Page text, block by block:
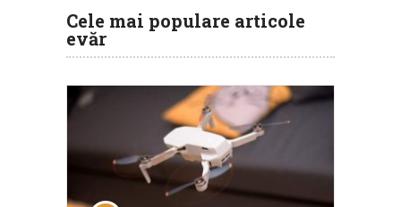
Cele mai populare articole
evăr